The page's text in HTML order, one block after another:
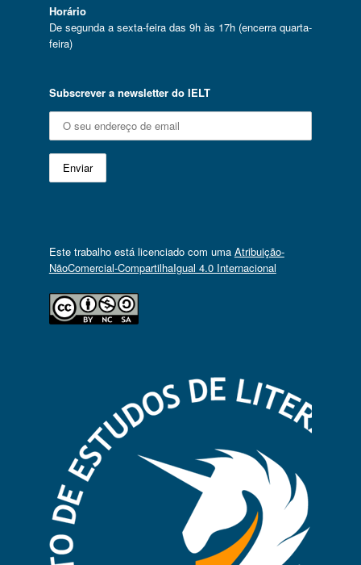
Horário
De segunda a sexta-feira das 9h às 17h (encerra quarta-
feira)
Subscrever a newsletter do IELT
Este trabalho está licenciado com uma Atribuição-
NãoComercial-CompartilhaIgual 4.0 Internacional